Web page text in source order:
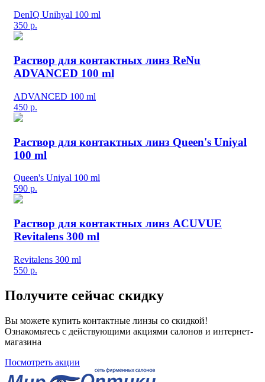
DenIQ Unihyal 100 ml
350 р.
Раствор для контактных линз ReNu
ADVANCED 100 ml
ADVANCED 100 ml
450 р.
Раствор для контактных линз Queen's Uniyal
100 ml
Queen's Uniyal 100 ml
590 р.
Раствор для контактных линз ACUVUE
Revitalens 300 ml
Revitalens 300 ml
550 р.
Получите сейчас скидку
Вы можете купить контактные линзы со скидкой!
Ознакомьтесь с действующими акциями салонов и интернет-
магазина
Посмотреть акции